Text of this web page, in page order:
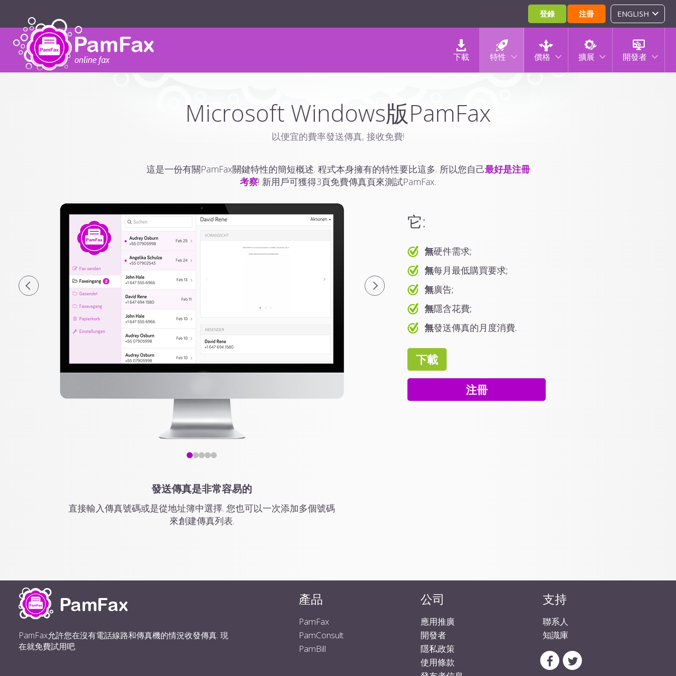
登錄 注冊 ENGLISH
下載 特性 價格 擴展 開發者
Microsoft Windows版PamFax
以便宜的費率發送傳真, 接收免費!
這是一份有關PamFax關鍵特性的簡短概述. 程式本身擁有的特性要比這多. 所以您自己最好是注冊
考察! 新用戶可獲得3頁免費傳真頁來測試PamFax.
發送傳真是非常容易的
直接輸入傳真號碼或是從地址簿中選擇. 您也可以一次添加多個號碼
來創建傳真列表.
它:
無硬件需求;
無每月最低購買要求;
無廣告;
無隱含花費;
無發送傳真的月度消費.
下載
注冊
PamFax允許您在沒有電話線路和傳真機的情況收發傳真. 現
在就免費試用吧.
產品
PamFax
PamConsult
PamBill
公司
應用推廣
開發者
隱私政策
使用條款
支持
聯系人
知識庫